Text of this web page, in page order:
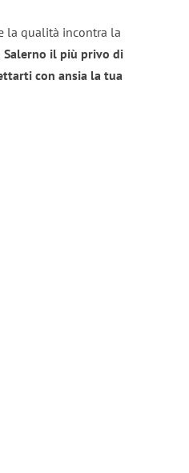
la qualità incontra la
Salerno il più privo di
con ansia la tua